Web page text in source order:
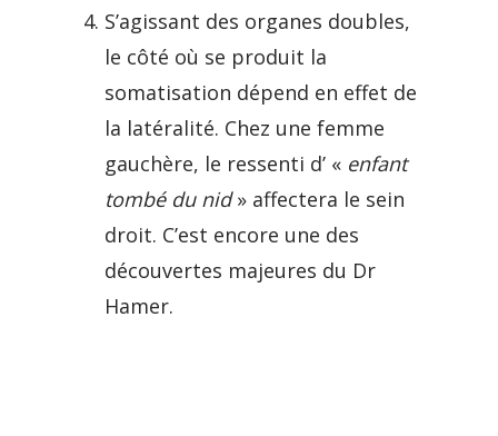
S’agissant des organes doubles,
le côté où se produit la
somatisation dépend en effet de
la latéralité. Chez une femme
gauchère, le ressenti d’ « enfant
tombé du nid» affectera le sein
droit. C’est encore une des
découvertes majeures du Dr
Hamer.